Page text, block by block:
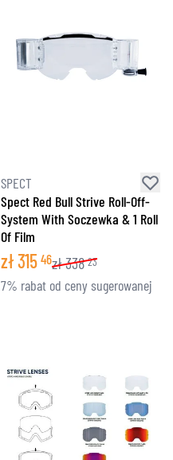
SPECT
Spect Red Bull Strive Roll-Off-
System With Soczewka & 1 Roll
Of Film
zł315 46zł338 23
7% rabat od ceny sugerowanej